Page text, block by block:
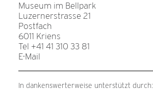
Museum im Bellpark
Luzernerstrasse 21
Postfach
6011 Kriens
Tel +41 41 310 33 81
E-Mail
In dankenswerterweise unterstützt durch: